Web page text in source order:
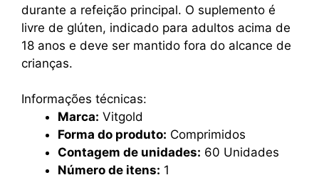
durante a refeição principal. O suplemento é
livre de glúten, indicado para adultos acima de
18 anos e deve ser mantido fora do alcance de
crianças.
Informações técnicas:
Marca: Vitgold
Forma do produto: Comprimidos
Contagem de unidades: 60 Unidades
Número de itens: 1